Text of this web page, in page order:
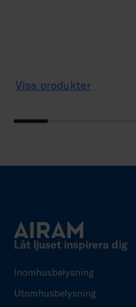
Visa produkter
Låt ljuset inspirera dig
Inomhusbelysning
Utomhusbelysning